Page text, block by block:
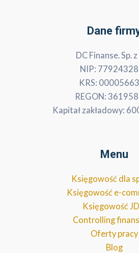
Dane
DC Finanse. Sp.
NIP:
KRS:
REGON:
Kapitał zakładowy:
Menu
Księgowość dla
Księgowość e-
Księgowość
Controlling
Oferty pracy
Blog